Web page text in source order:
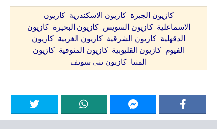
كازيون الجيزة كازيون الاسكندرية كازيون
الاسماعلية كازيون السويس كازيون البحيرة كازيون
الدقهلية كازيون الشرقية كازيون الغربية كازيون
الفيوم كازيون القليوبية كازيون المنوفية كازيون
المنيا كازيون بنى سويف